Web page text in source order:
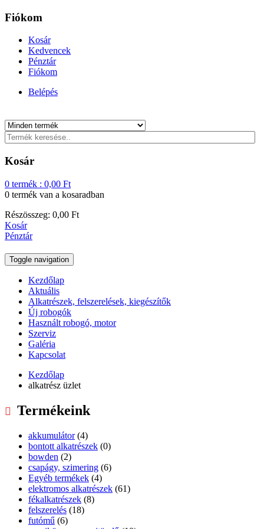
Fiókom
Kosár
Kedvencek
Pénztár
Fiókom
Belépés
Kosár
0 termék : 0,00 Ft
0 termék van a kosaradban
Részösszeg: 0,00 Ft
Kosár
Pénztár
Toggle navigation
Kezdőlap
Aktuális
Alkatrészek, felszerelések, kiegészítők
Új robogók
Használt robogó, motor
Szerviz
Galéria
Kapcsolat
Kezdőlap
alkatrész üzlet
Termékeink
akkumulátor (4)
bontott alkatrészek (0)
bowden (2)
csapágy, szimering (6)
Egyéb termékek (4)
elektromos alkatrészek (61)
fékalkatrészek (8)
felszerelés (18)
futómű (6)